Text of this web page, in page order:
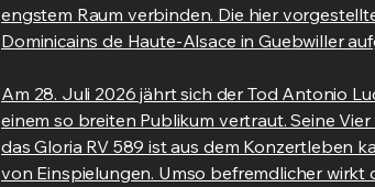
engstem Raum verbinden. Die hier
Dominicains de Haute-Alsace in Guebwiller
Am 28. Juli 2026 jährt sich der Tod Antonio
einem so breiten Publikum vertraut. Seine
das Gloria RV 589 ist aus dem Konzertleben
von Einspielungen. Umso befremdlicher wirkt